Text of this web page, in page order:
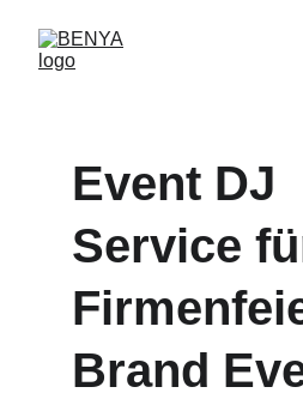
Event DJ
Service
Brand